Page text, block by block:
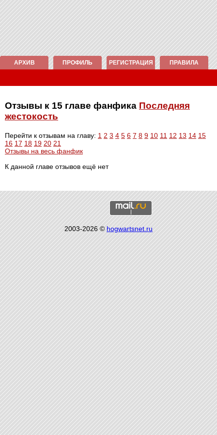
АРХИВ ПРОФИЛЬ РЕГИСТРАЦИЯ ПРАВИЛА
Отзывы к 15 главе фанфика Последняя
жестокость
Перейти к отзывам на главу: 1 2 3 4 5 6 7 8 9 10 11 12 13 14 15
16 17 18 19 20 21
Отзывы на весь фанфик
К данной главе отзывов ещё нет
2003-2026 ©hogwartsnet.ru